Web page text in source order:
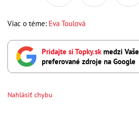
Viac o téme: Eva Toulová
Pridajte si Topky.skmedzi Vaše
preferované zdroje na Google
Nahlásiť chybu